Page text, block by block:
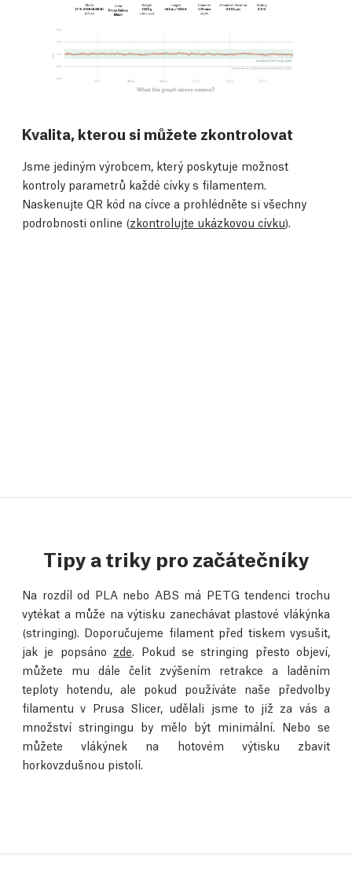
Kvalita, kterou si můžete zkontrolovat
Jsme jediným výrobcem, který poskytuje možnost
kontroly parametrů každé cívky s filamentem.
Naskenujte QR kód na cívce a prohlédněte si všechny
podrobnosti online (zkontrolujte ukázkovou cívku).
Tipy a triky pro začátečníky
Na rozdíl od PLA nebo ABS má PETG tendenci trochu
vytékat a může na výtisku zanechávat plastové vlákýnka
(stringing). Doporučujeme filament před tiskem vysušit,
jak je popsáno zde. Pokud se stringing přesto objeví,
můžete mu dále čelit zvýšením retrakce a laděním
teploty hotendu, ale pokud používáte naše předvolby
filamentu v Prusa Slicer, udělali jsme to již za vás a
množství stringingu by mělo být minimální. Nebo se
můžete vlákýnek na hotovém výtisku zbavit
horkovzdušnou pistolí.